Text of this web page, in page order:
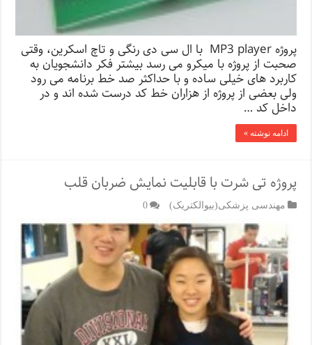
پروژه MP3 player با ال سی دی رنگی و تاچ اسکرین، وقتی
صحبت از پروژه با میکرو می رسد بیشتر فکر دانشجویان به
کاربرد های خیلی ساده و با حداکثر صد خط برنامه می رود
ولی بعضی از پروژه از هزاران خط کد درست شده اند و در
داخل کد …
ادامه نوشته »
پروژه تی شرت با قابلیت نمایش ضربان قلب
مهندسی پزشکی(بیوالکتریک) 0